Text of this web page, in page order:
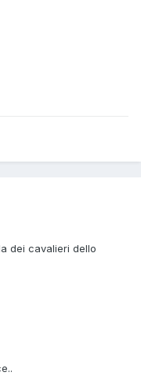
dei cavalieri dello